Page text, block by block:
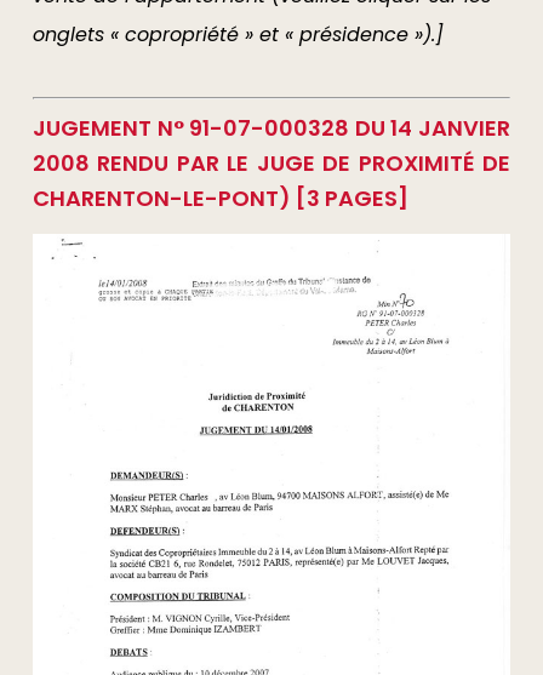
onglets « copropriété » et « présidence »).]
JUGEMENT N° 91-07-000328 DU 14 JANVIER
2008 RENDU PAR LE JUGE DE PROXIMITÉ DE
CHARENTON-LE-PONT) [3 PAGES]